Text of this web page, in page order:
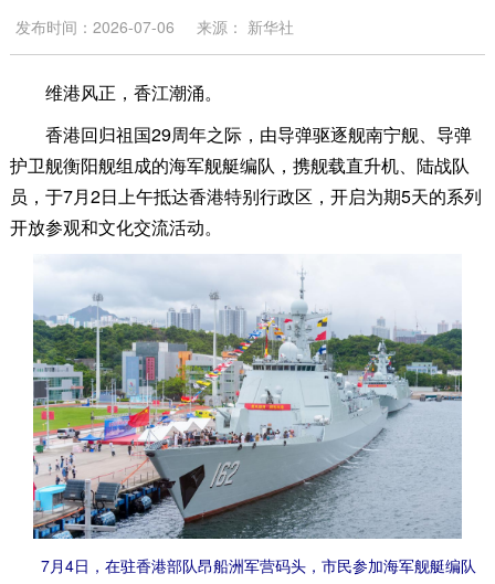
发布时间：2026-07-06 来源： 新华社
维港风正，香江潮涌。
香港回归祖国29周年之际，由导弹驱逐舰南宁舰、导弹
护卫舰衡阳舰组成的海军舰艇编队，携舰载直升机、陆战队
员，于7月2日上午抵达香港特别行政区，开启为期5天的系列
开放参观和文化交流活动。
7月4日，在驻香港部队昂船洲军营码头，市民参加海军舰艇编队